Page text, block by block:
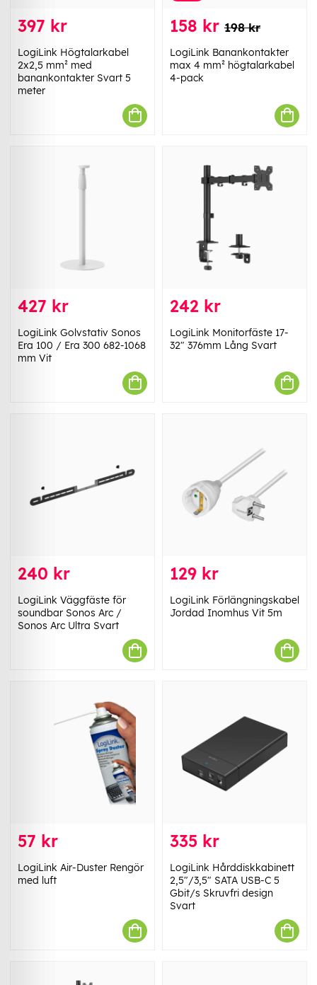
397 kr
LogiLink Högtalarkabel
2x2,5 mm² med
banankontakter Svart 5
meter
158 kr 198 kr
LogiLink Banankontakter
max 4 mm² högtalarkabel
4-pack
427 kr
LogiLink Golvstativ Sonos
Era 100 / Era 300 682-1068
mm Vit
242 kr
LogiLink Monitorfäste 17-
32" 376mm Lång Svart
240 kr
LogiLink Väggfäste för
soundbar Sonos Arc /
Sonos Arc Ultra Svart
129 kr
LogiLink Förlängningskabel
Jordad Inomhus Vit 5m
57 kr
LogiLink Air-Duster Rengör
med luft
335 kr
LogiLink Hårddiskkabinett
2,5"/3,5" SATA USB-C 5
Gbit/s Skruvfri design
Svart